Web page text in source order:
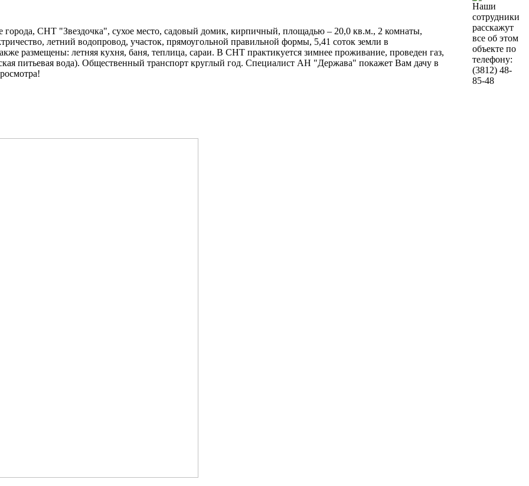
Наши
сотрудники
расскажут
все об этом
объекте по
телефону:
(3812) 48-
85-48
города, СНТ "Звездочка", сухое место, садовый домик, кирпичный, площадью – 20,0 кв.м., 2 комнаты,
летний водопровод, участок, прямоугольной правильной формы, 5,41 соток земли в
размещены: летняя кухня, баня, теплица, сараи. В СНТ практикуется зимнее проживание, проведен газ,
питьевая вода). Общественный транспорт круглый год. Специалист АН "Держава" покажет Вам дачу в